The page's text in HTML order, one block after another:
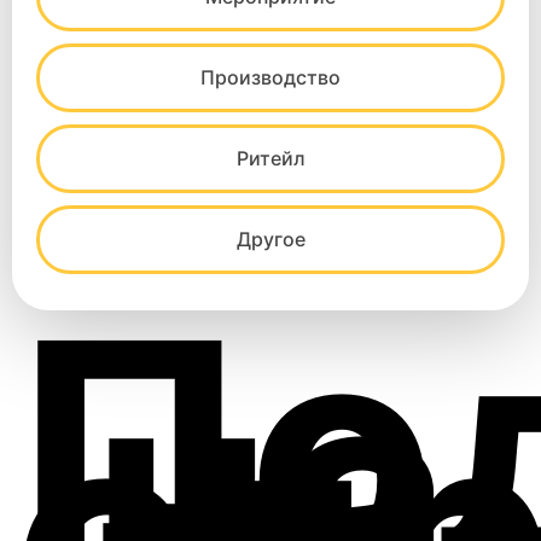
Производство
Ритейл
Другое